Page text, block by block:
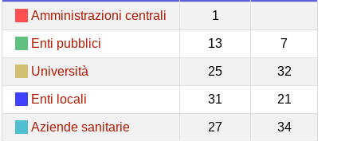
Amministrazioni centrali 1
Enti pubblici 13 7
Università 25 32
Enti locali 31 21
Aziende sanitarie 27 34